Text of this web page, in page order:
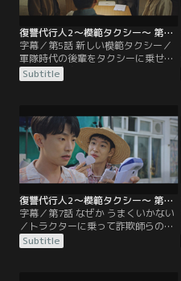
復讐代行人2～模範タクシー～ 第05話／字幕
字幕／第5話 新しい模範タクシー／
軍隊時代の後輩をタクシーに乗せた
ドギは、自身の持つトラウマを思い
出す。会社には模範タクシーの面々
た。そんな中、高齢の女性から新た
な依頼が。
Subtitle
復讐代行人2～模範タクシー～ 第07話／字幕
字幕／第7話 なぜか うまくいかない
／トラクターに乗って詐欺師らの前
に現れたドギは、正体を隠して彼ら
の行く手を邪魔する。その後、詐欺
Subtitle